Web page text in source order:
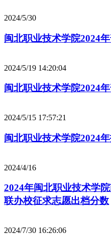
2024/5/30
闽北职业技术学院2024
2024/5/19 14:20:04
闽北职业技术学院2024
2024/5/15 17:57:21
闽北职业技术学院2024
2024/4/16
2024年闽北职业技术学
联办校征求志愿出档分数
2024/7/30 16:26:06